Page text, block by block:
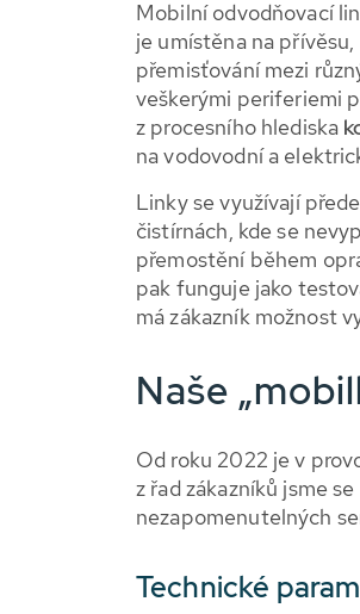
Mobilní odvodňovací
je umístěna na
přemisťování mezi
veškerými periferiemi
z procesního hlediska
na vodovodní a
Linky se využívají
čistírnách, kde se
přemostění během
pak funguje jako
má zákazník možnost
Naše
Od roku 2022 je v
z řad zákazníků jsme
nezapomenutelných
Technické